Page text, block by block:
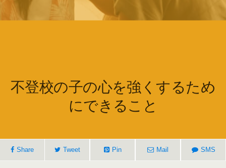
不登校の子の心を強くするため
にできること
Share Tweet Pin Mail SMS